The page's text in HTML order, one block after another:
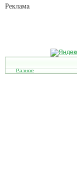
Рекламa
Разное